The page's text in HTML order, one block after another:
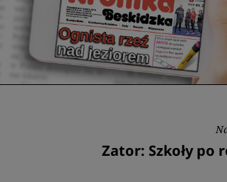
Następny
Zator: Szkoły po